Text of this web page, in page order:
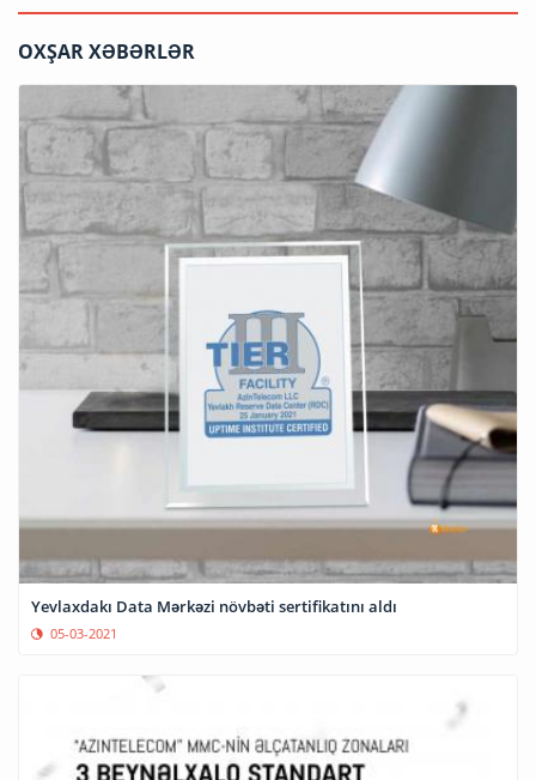
OXŞAR XƏBƏRLƏR
Yevlaxdakı Data Mərkəzi növbəti sertifikatını aldı
05-03-2021